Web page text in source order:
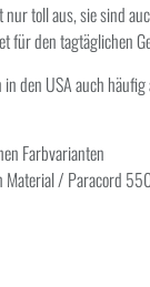
nur toll aus, sie sind
für den tagtäglichen
in den USA auch
Farbvarianten
Material / Paracord